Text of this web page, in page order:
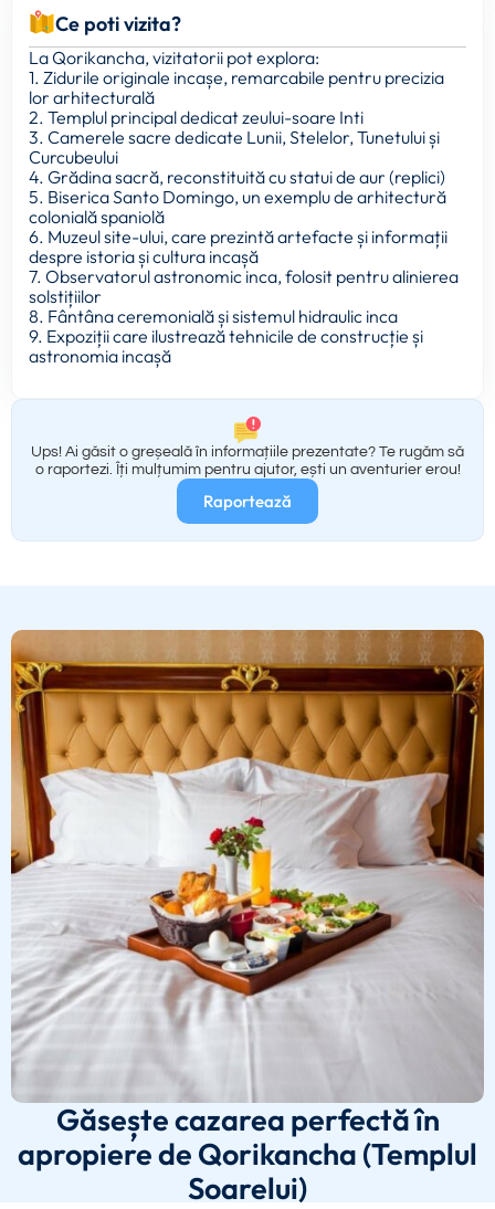
Ce poti vizita?
La Qorikancha, vizitatorii pot explora:
1. Zidurile originale incașe, remarcabile pentru precizia
lor arhitecturală
2. Templul principal dedicat zeului-soare Inti
3. Camerele sacre dedicate Lunii, Stelelor, Tunetului și
Curcubeului
4. Grădina sacră, reconstituită cu statui de aur (replici)
5. Biserica Santo Domingo, un exemplu de arhitectură
colonială spaniolă
6. Muzeul site-ului, care prezintă artefacte și informații
despre istoria și cultura incașă
7. Observatorul astronomic inca, folosit pentru alinierea
solstițiilor
8. Fântâna ceremonială și sistemul hidraulic inca
9. Expoziții care ilustrează tehnicile de construcție și
astronomia incașă
Ups! Ai găsit o greșeală în informațiile prezentate? Te rugăm să
o raportezi. Îți mulțumim pentru ajutor, ești un aventurier erou!
Raportează
Găsește cazarea perfectă în
apropiere de Qorikancha (Templul
Soarelui)